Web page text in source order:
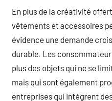
En plus de la créativité
vêtements et accessoires
évidence une demande
durable. Les
plus des objets qui ne se
mais qui sont également
entreprises qui intègrent